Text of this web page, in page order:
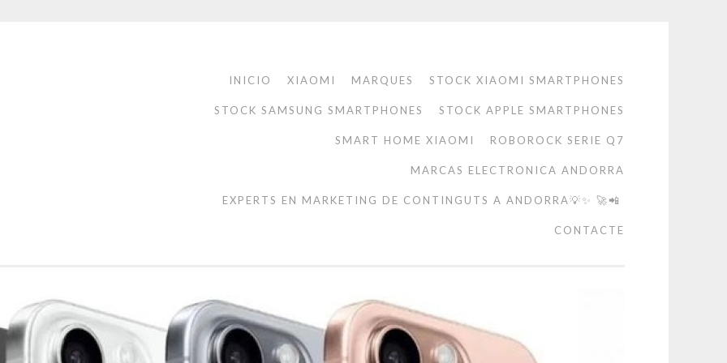
INICIO XIAOMI MARQUES STOCK XIAOMI SMARTPHONES
STOCK SAMSUNG SMARTPHONES STOCK APPLE SMARTPHONES
SMART HOME XIAOMI ROBOROCK SERIE Q7
MARCAS ELECTRONICA ANDORRA
EXPERTS EN MARKETING DE CONTINGUTS A ANDORRA💡✨ 🚀📲
CONTACTE